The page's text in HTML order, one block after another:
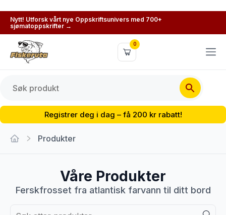
Nytt! Utforsk vårt nye Oppskriftsunivers med 700+
sjømatoppskrifter →
0
Registrer deg i dag – få 200 kr rabatt!
Produkter
Våre Produkter
Ferskfrosset fra atlantisk farvann til ditt bord